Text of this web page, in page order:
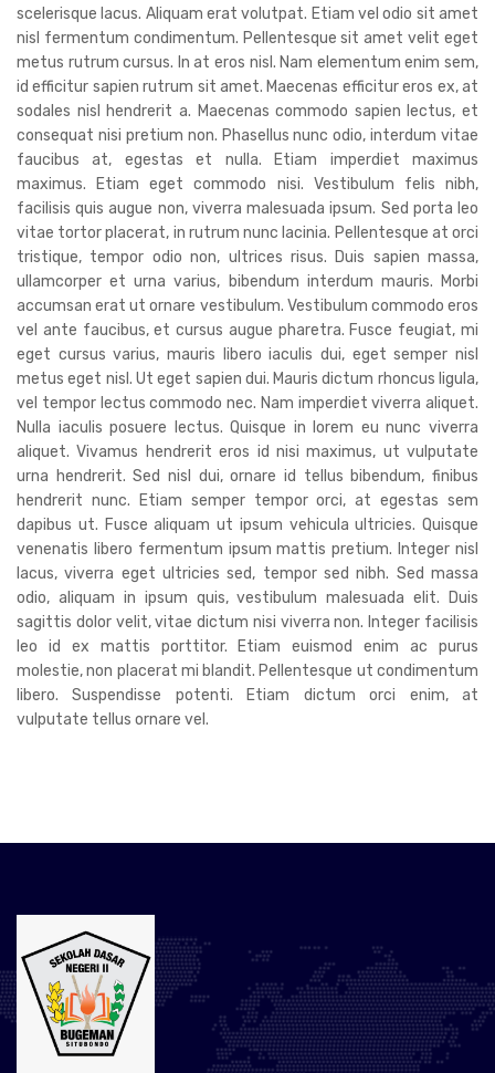
scelerisque lacus. Aliquam erat volutpat. Etiam vel odio sit amet
nisl fermentum condimentum. Pellentesque sit amet velit eget
metus rutrum cursus. In at eros nisl. Nam elementum enim sem,
id efficitur sapien rutrum sit amet. Maecenas efficitur eros ex, at
sodales nisl hendrerit a. Maecenas commodo sapien lectus, et
consequat nisi pretium non. Phasellus nunc odio, interdum vitae
faucibus at, egestas et nulla. Etiam imperdiet maximus
maximus. Etiam eget commodo nisi. Vestibulum felis nibh,
facilisis quis augue non, viverra malesuada ipsum. Sed porta leo
vitae tortor placerat, in rutrum nunc lacinia. Pellentesque at orci
tristique, tempor odio non, ultrices risus. Duis sapien massa,
ullamcorper et urna varius, bibendum interdum mauris. Morbi
accumsan erat ut ornare vestibulum. Vestibulum commodo eros
vel ante faucibus, et cursus augue pharetra. Fusce feugiat, mi
eget cursus varius, mauris libero iaculis dui, eget semper nisl
metus eget nisl. Ut eget sapien dui. Mauris dictum rhoncus ligula,
vel tempor lectus commodo nec. Nam imperdiet viverra aliquet.
Nulla iaculis posuere lectus. Quisque in lorem eu nunc viverra
aliquet. Vivamus hendrerit eros id nisi maximus, ut vulputate
urna hendrerit. Sed nisl dui, ornare id tellus bibendum, finibus
hendrerit nunc. Etiam semper tempor orci, at egestas sem
dapibus ut. Fusce aliquam ut ipsum vehicula ultricies. Quisque
venenatis libero fermentum ipsum mattis pretium. Integer nisl
lacus, viverra eget ultricies sed, tempor sed nibh. Sed massa
odio, aliquam in ipsum quis, vestibulum malesuada elit. Duis
sagittis dolor velit, vitae dictum nisi viverra non. Integer facilisis
leo id ex mattis porttitor. Etiam euismod enim ac purus
molestie, non placerat mi blandit. Pellentesque ut condimentum
libero. Suspendisse potenti. Etiam dictum orci enim, at
vulputate tellus ornare vel.